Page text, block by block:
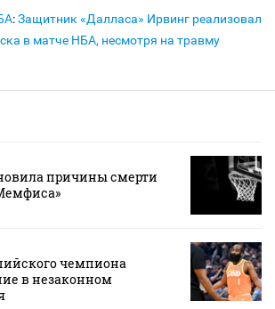
:Защитник «Далласа» Ирвинг реализовал
в матче НБА, несмотря на травму
причины смерти
чемпиона
в незаконном